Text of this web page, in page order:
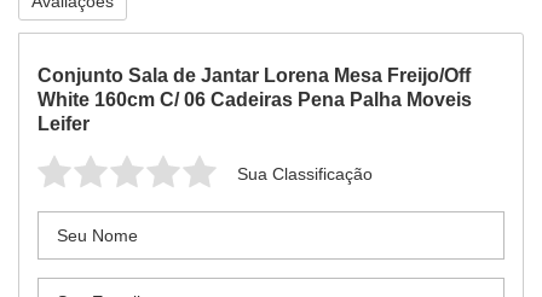
Conjunto Sala de Jantar Lorena Mesa Freijo/Off
White 160cm C/ 06 Cadeiras Pena Palha Moveis
Leifer
Sua Classificação